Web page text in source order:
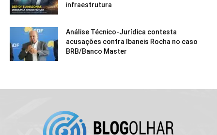
infraestrutura
Análise Técnico-Jurídica contesta
acusações contra Ibaneis Rocha no caso
BRB/Banco Master